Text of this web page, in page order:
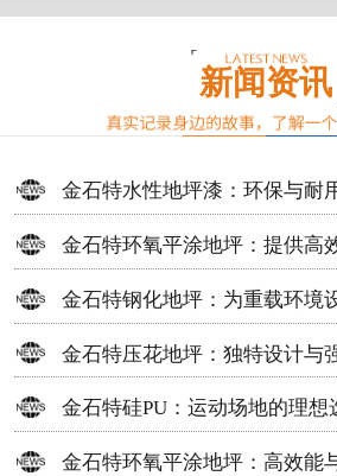
新闻资讯
金石特水性地坪漆：环保与耐
案
金石特环氧平涂地坪：提供高
选择
金石特钢化地坪：为重载环境
金石特压花地坪：独特设计与
地面材料
金石特硅PU：运动场地的理想
金石特环氧平涂地坪：高效能